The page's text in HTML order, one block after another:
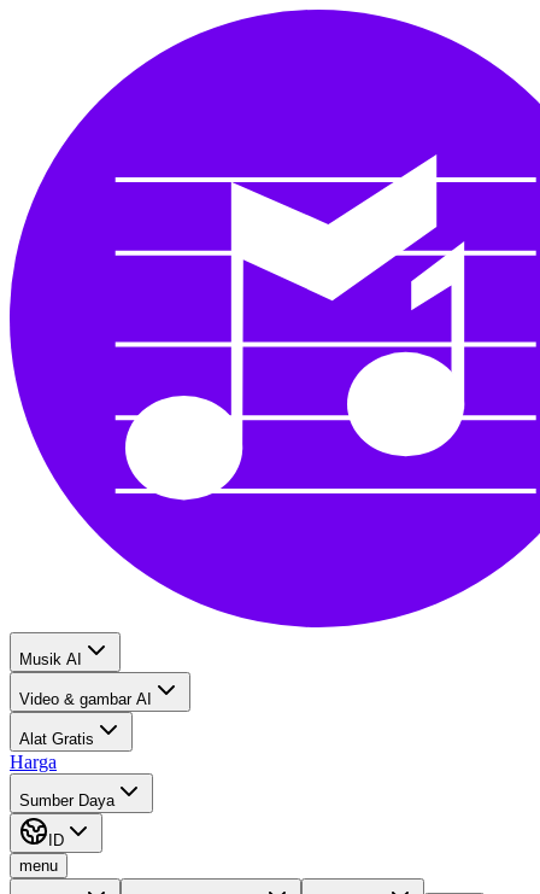
Musik AI
Video & gambar AI
Alat Gratis
Harga
Sumber Daya
ID
menu